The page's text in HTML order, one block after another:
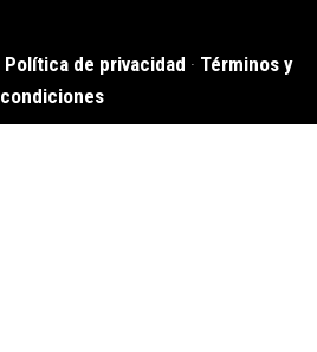
Política de privacidad · Términos y
condiciones